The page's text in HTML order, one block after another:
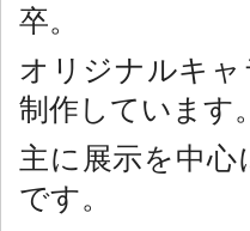
卒。
オリジナルキ
制作しています。
主に展示を中
です。